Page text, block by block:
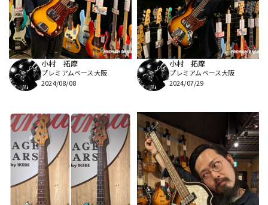
小村 拓摩
プレミアムベース大阪
2024/08/08
小村 拓摩
プレミアムベース大阪
2024/07/29